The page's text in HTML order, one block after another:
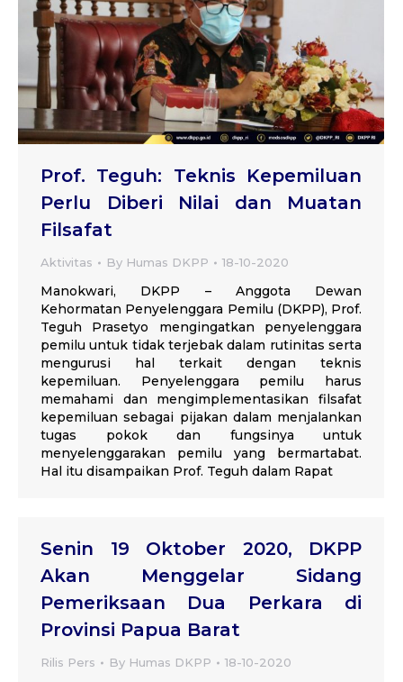
Prof. Teguh: Teknis Kepemiluan
Perlu Diberi Nilai dan Muatan
Filsafat
Aktivitas By Humas DKPP 18-10-2020
Manokwari, DKPP – Anggota Dewan
Kehormatan Penyelenggara Pemilu (DKPP), Prof.
Teguh Prasetyo mengingatkan penyelenggara
pemilu untuk tidak terjebak dalam rutinitas serta
mengurusi hal terkait dengan teknis
kepemiluan. Penyelenggara pemilu harus
memahami dan mengimplementasikan filsafat
kepemiluan sebagai pijakan dalam menjalankan
tugas pokok dan fungsinya untuk
menyelenggarakan pemilu yang bermartabat.
Hal itu disampaikan Prof. Teguh dalam Rapat
Senin 19 Oktober 2020, DKPP
Akan Menggelar Sidang
Pemeriksaan Dua Perkara di
Provinsi Papua Barat
Rilis Pers By Humas DKPP 18-10-2020